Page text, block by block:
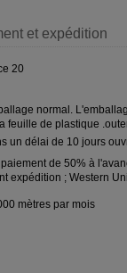
et expédition
20
normal.
feuille de plastique
un délai de 10 jours
paiement de 50% à
expédition ; Western
mètres par mois